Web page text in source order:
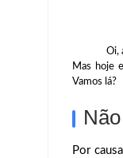
Oi,
Mas hoje
Vamos lá?
Por